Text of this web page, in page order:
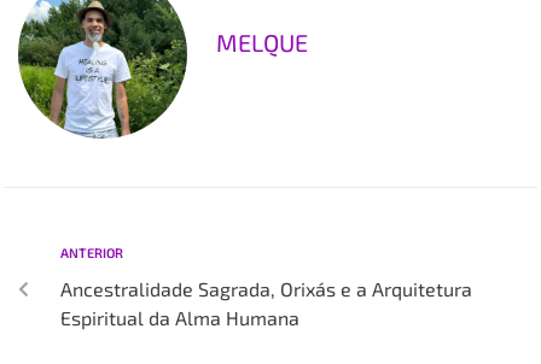
MELQUE
ANTERIOR
Ancestralidade Sagrada, Orixás e a Arquitetura
Espiritual da Alma Humana